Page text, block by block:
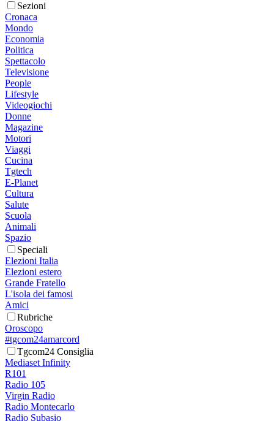
Sezioni
Cronaca
Mondo
Economia
Politica
Spettacolo
Televisione
People
Lifestyle
Videogiochi
Donne
Magazine
Motori
Viaggi
Cucina
Tgtech
E-Planet
Cultura
Salute
Scuola
Animali
Spazio
Speciali
Elezioni Italia
Elezioni estero
Grande Fratello
L'isola dei famosi
Amici
Rubriche
Oroscopo
#tgcom24amarcord
Tgcom24 Consiglia
Mediaset Infinity
R101
Radio 105
Virgin Radio
Radio Montecarlo
Radio Subasio